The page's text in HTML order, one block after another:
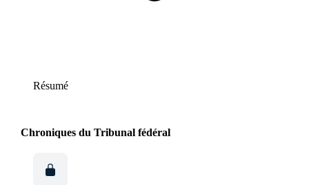
Résumé
Chroniques du Tribunal fédéral